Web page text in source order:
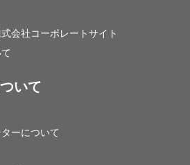
会社コーポレートサイト
いて
ーについて